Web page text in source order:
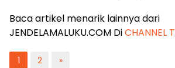
Baca artikel menarik lainnya dari
JENDELAMALUKU.COM DiCHANNEL
1 2 »